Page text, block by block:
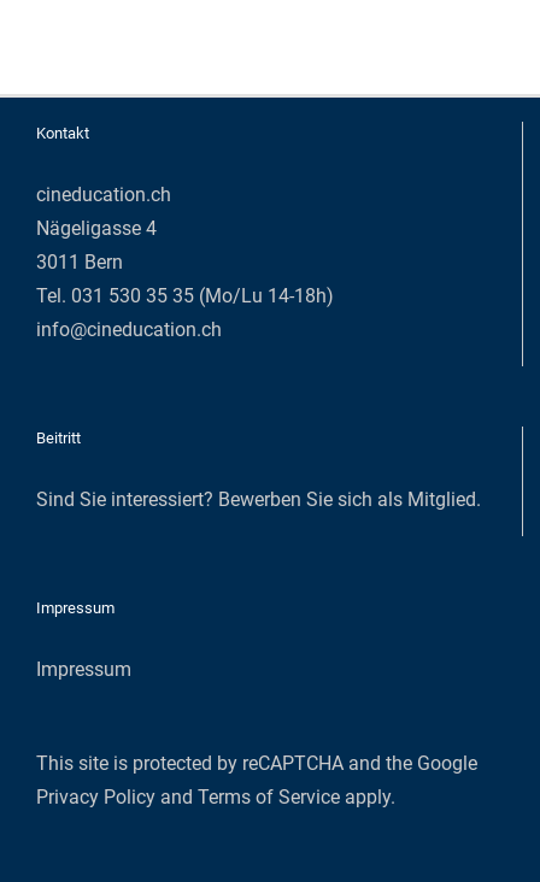
Kontakt
cineducation.ch
Nägeligasse 4
3011 Bern
Tel. 031 530 35 35 (Mo/Lu 14-18h)
info@cineducation.ch
Beitritt
Sind Sie interessiert? Bewerben Sie sich als Mitglied.
Impressum
Impressum
This site is protected by reCAPTCHA and the Google
Privacy Policy and Terms of Service apply.